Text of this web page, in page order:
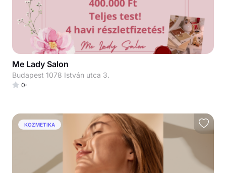
Me Lady Salon
Budapest 1078 István utca 3.
0
KOZMETIKA